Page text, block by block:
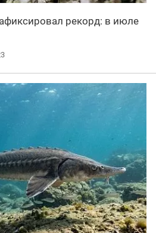
рекорд: в июле